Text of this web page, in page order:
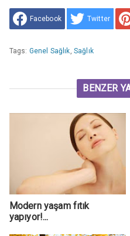
Facebook Twitter
Tags: Genel Sağlık Sağlık
BENZER
Modern yaşam fıtık
yapıyor!...